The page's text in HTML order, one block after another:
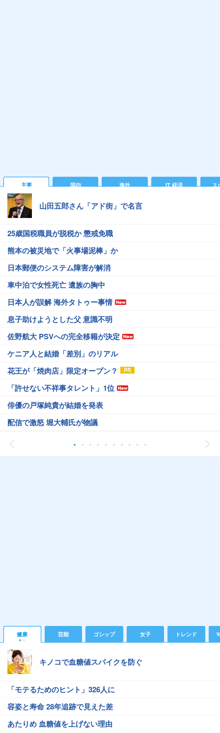
主要 国内 海外 IT 経済 ス
山田五郎さん「アド街」で名言
25歳国税職員が脱税か 懲戒免職
熊本の被災地で「火事場泥棒」か
日本郵便のシステム障害が解消
車中泊で女性死亡 遺族の胸中
日本人が誤解 海外タトゥー事情
息子助けようとした父 意識不明
佐野航大 PSVへの完全移籍が決定
ケニア人と結婚「差別」のリアル
花王が「焼肉店」限定オープン？
「許せない不祥事タレント」1位
俳優の戸塚純貴が結婚を発表
配信で激怒 堀大輔氏が物議
健康 芸能 ゴシップ 女子 トレンド
キノコで血糖値スパイクを防ぐ
「モテるためのヒント」326人に
容姿と寿命 28年追跡で見えた差
あたりめ 血糖値を上げない理由